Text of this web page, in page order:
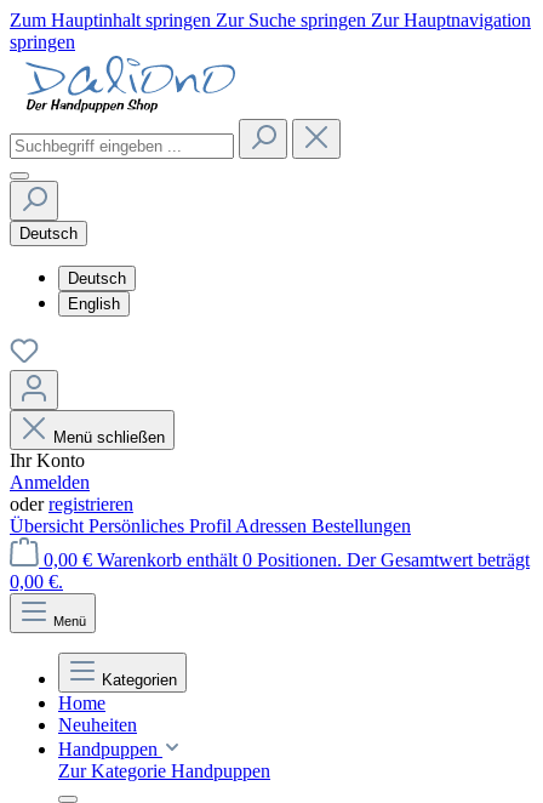
Zum Hauptinhalt springen Zur Suche springen Zur Hauptnavigation
springen
Deutsch
Deutsch
English
Menü schließen
Ihr Konto
Anmelden
oderregistrieren
Übersicht Persönliches Profil Adressen Bestellungen
0,00 € Warenkorb enthält 0 Positionen. Der Gesamtwert beträgt
0,00 €.
Menü
Kategorien
Home
Neuheiten
Handpuppen
Zur Kategorie Handpuppen